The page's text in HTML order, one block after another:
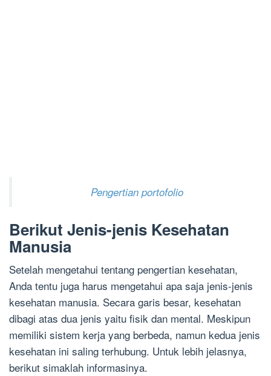
Pengertian portofolio
Berikut Jenis-jenis Kesehatan
Manusia
Setelah mengetahui tentang pengertian kesehatan,
Anda tentu juga harus mengetahui apa saja jenis-jenis
kesehatan manusia. Secara garis besar, kesehatan
dibagi atas dua jenis yaitu fisik dan mental. Meskipun
memiliki sistem kerja yang berbeda, namun kedua jenis
kesehatan ini saling terhubung. Untuk lebih jelasnya,
berikut simaklah informasinya.